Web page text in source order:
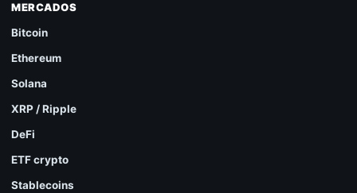
MERCADOS
Bitcoin
Ethereum
Solana
XRP / Ripple
DeFi
ETF crypto
Stablecoins